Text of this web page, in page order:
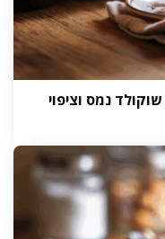
נמס וציפוי